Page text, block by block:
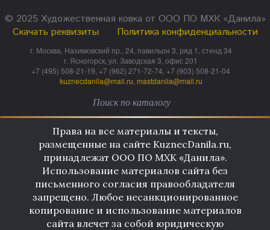
© 2025 Художественная ковка от ООО ПО МХК «Данила»
Скачать реквизиты
Политика конфиденциальности
г. Москва, Нахимовский пр., 24, павильон 3, ряд 1, стенд 34
г. Ясногорск, ул. Заводская 3, офис 201
+7 (495) 508-21-19, +7 (962) 271-72-74, +7 (903) 508-21-04
kuznecdanila@mail.ru mastdanila@mail.ru
Права на все материалы и тексты,
размещенные на сайте KuznecDanila.ru,
принадлежат ООО ПО МХК «Данила».
Использование материалов сайта без
письменного согласия правообладателя
запрещено. Любое несанкционированное
копирование и использование материалов
сайта влечет за собой юридическую